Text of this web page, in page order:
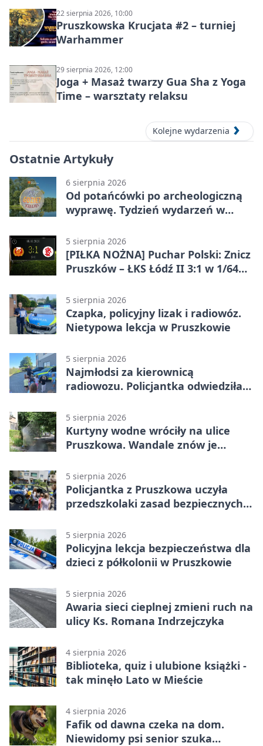
22 sierpnia 2026, 10:00
Pruszkowska Krucjata #2 – turniej
Warhammer
29 sierpnia 2026, 12:00
Joga + Masaż twarzy Gua Sha z Yoga
Time – warsztaty relaksu
Kolejne wydarzenia
Ostatnie Artykuły
6 sierpnia 2026
Od potańcówki po archeologiczną
wyprawę. Tydzień wydarzeń w
5 sierpnia 2026
[PIŁKA NOŻNA] Puchar Polski: Znicz
Pruszków – ŁKS Łódź II 3:1 w 1/64
5 sierpnia 2026
Czapka, policyjny lizak i radiowóz.
Nietypowa lekcja w Pruszkowie
5 sierpnia 2026
Najmłodsi za kierownicą
radiowozu. Policjantka odwiedziła
5 sierpnia 2026
Kurtyny wodne wróciły na ulice
Pruszkowa. Wandale znów je
5 sierpnia 2026
Policjantka z Pruszkowa uczyła
przedszkolaki zasad bezpiecznych
5 sierpnia 2026
Policyjna lekcja bezpieczeństwa dla
dzieci z półkolonii w Pruszkowie
5 sierpnia 2026
Awaria sieci cieplnej zmieni ruch na
ulicy Ks. Romana Indrzejczyka
4 sierpnia 2026
Biblioteka, quiz i ulubione książki -
tak minęło Lato w Mieście
4 sierpnia 2026
Fafik od dawna czeka na dom.
Niewidomy psi senior szuka